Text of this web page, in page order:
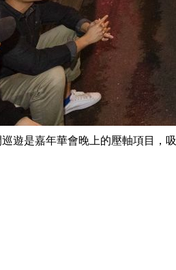
遊是嘉年華會晚上的壓軸項目，